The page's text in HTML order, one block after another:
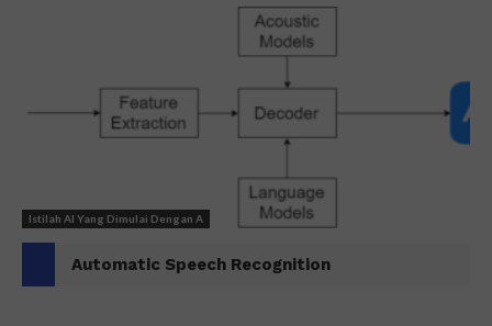
Istilah AI Yang Dimulai Dengan A
Automatic Speech Recognition